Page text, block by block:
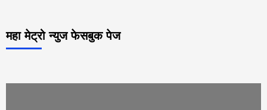
महा मेट्रो न्युज फेसबुक पेज